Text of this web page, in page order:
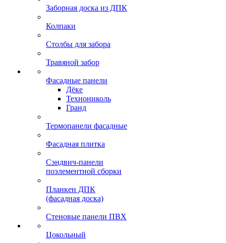
Заборная доска из ДПК
Колпаки
Столбы для забора
Травяной забор
Фасадные панели
Дёке
Технониколь
Гранд
Термопанели фасадные
Фасадная плитка
Сэндвич-панели
поэлементной сборки
Планкен ДПК
(фасадная доска)
Стеновые панели ПВХ
Цокольный